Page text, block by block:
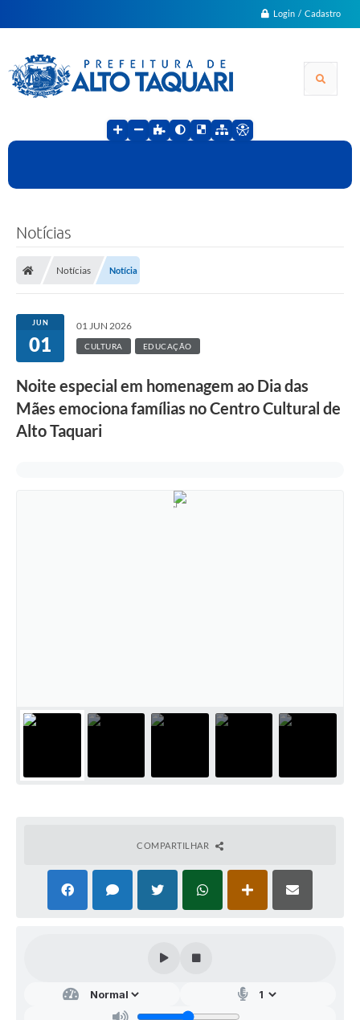
Login / Cadastro
Notícias
Notícias Notícia
JUN
01
01 JUN 2026
CULTURA EDUCAÇÃO
Noite especial em homenagem ao Dia das
Mães emociona famílias no Centro Cultural de
Alto Taquari
COMPARTILHAR